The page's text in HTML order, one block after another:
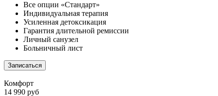
Все опции «Стандарт»
Индивидуальная терапия
Усиленная детоксикация
Гарантия длительной ремиссии
Личный санузел
Больничный лист
Записаться
Комфорт
14 990 руб